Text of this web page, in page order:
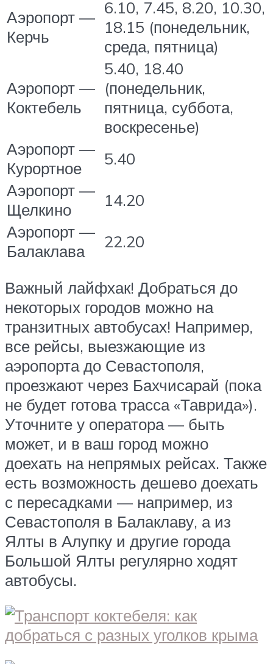
Аэропорт —
Керчь
6.10, 7.45, 8.20, 10.30,
18.15 (понедельник,
среда, пятница)
Аэропорт —
Коктебель
5.40, 18.40
(понедельник,
пятница, суббота,
воскресенье)
Аэропорт —
Курортное
5.40
Аэропорт —
Щелкино
14.20
Аэропорт —
Балаклава
22.20
Важный лайфхак! Добраться до
некоторых городов можно на
транзитных автобусах! Например,
все рейсы, выезжающие из
аэропорта до Севастополя,
проезжают через Бахчисарай (пока
не будет готова трасса «Таврида»).
Уточните у оператора — быть
может, и в ваш город можно
доехать на непрямых рейсах. Также
есть возможность дешево доехать
с пересадками — например, из
Севастополя в Балаклаву, а из
Ялты в Алупку и другие города
Большой Ялты регулярно ходят
автобусы.